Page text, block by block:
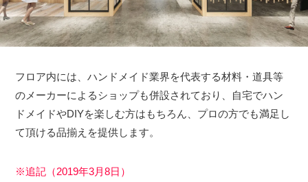
フロア内には、ハンドメイド業界を代表する材料・道具等
のメーカーによるショップも併設されており、自宅でハン
ドメイドやDIYを楽しむ方はもちろん、プロの方でも満足し
て頂ける品揃えを提供します。
※追記（2019年3月8日）